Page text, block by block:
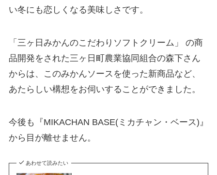
い冬にも恋しくなる美味しさです。
「三ヶ日みかんのこだわりソフトクリーム」 の商
品開発をされた三ヶ日町農業協同組合の森下さん
からは、このみかんソースを使った新商品など、
あたらしい構想をお伺いすることができました。
今後も『MIKACHAN BASE(ミカチャン・ベース)』
から目が離せません。
あわせて読みたい